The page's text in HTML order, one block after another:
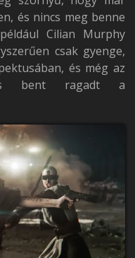
és nincs meg benne
Cilian Murphy
csak gyenge,
és még az
is bent ragadt a